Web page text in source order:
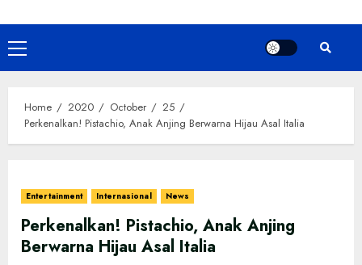
Primary
Menu
Home 2020 October
25
Perkenalkan! Pistachio, Anak Anjing Berwarna Hijau Asal Italia
Entertainment Internasional News
Perkenalkan! Pistachio, Anak Anjing
Berwarna Hijau Asal Italia